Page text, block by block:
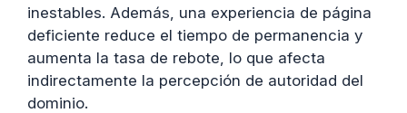
inestables. Además, una experiencia de página
deficiente reduce el tiempo de permanencia y
aumenta la tasa de rebote, lo que afecta
indirectamente la percepción de autoridad del
dominio.